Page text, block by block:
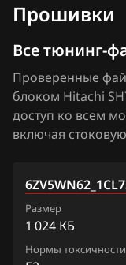
BMW
Brilliance
BYD
Cadillac
Changan
Chery
FX45
FX50
G25
G35
JX35
M25
M35
Прошивки
Все тюнинг-
Проверенные
блоком Hitachi
доступ ко всем
включая
Размер
1 024 КБ
Нормы токсичности